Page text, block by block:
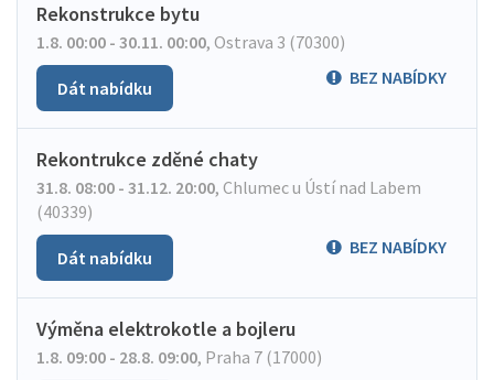
Rekonstrukce bytu
1.8. 00:00 - 30.11. 00:00, Ostrava 3 (70300)
BEZ NABÍDKY
Dát nabídku
Rekontrukce zděné chaty
31.8. 08:00 - 31.12. 20:00, Chlumec u Ústí nad Labem
(40339)
BEZ NABÍDKY
Dát nabídku
Výměna elektrokotle a bojleru
1.8. 09:00 - 28.8. 09:00, Praha 7 (17000)